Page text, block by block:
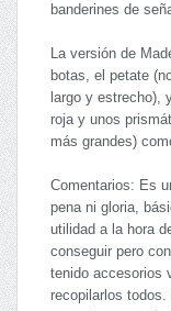
banderines de
La versión de
botas, el petate
largo y estrecho),
roja y unos
más grandes)
Comentarios: Es
pena ni gloria,
utilidad a la hora
conseguir pero
tenido accesorios
recopilarlos